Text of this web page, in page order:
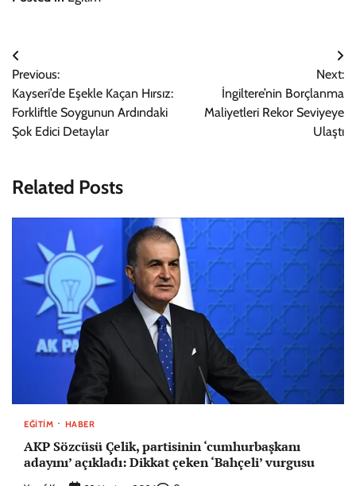
Yazı
gezinmesi
Previous:
Kayseri’de Eşekle Kaçan Hırsız:
Forkliftle Soygunun Ardındaki
Şok Edici Detaylar
Next:
İngiltere’nin Borçlanma
Maliyetleri Rekor Seviyeye
Ulaştı
Related Posts
EĞITIM HABER
AKP Sözcüsü Çelik, partisinin ‘cumhurbaşkanı
adayını’ açıkladı: Dikkat çeken ‘Bahçeli’ vurgusu